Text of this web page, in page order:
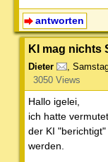
antworten
KI mag nichts
Dieter ,
3050 Views
Hallo igelei,
ich hatte
der KI
werden.